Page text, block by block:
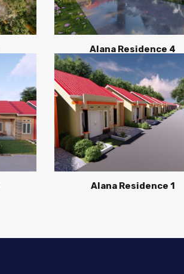
Alana Residence 4
Alana Residence 1